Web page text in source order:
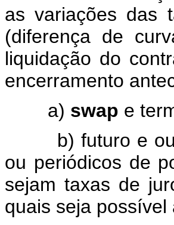
as variações das
(diferença de
liquidação do
encerramento
a) swap e
b) futuro e
ou periódicos de
sejam taxas de
quais seja